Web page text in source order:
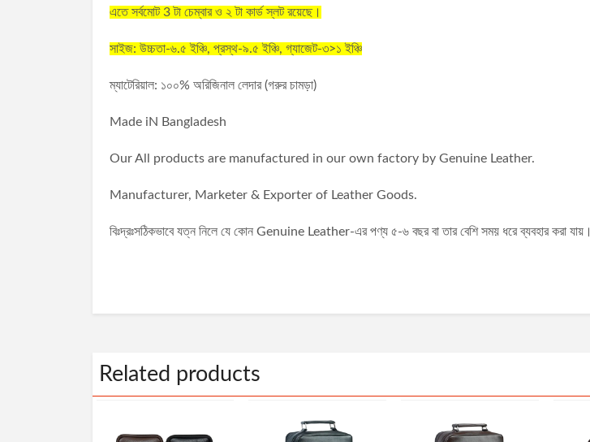
এতে সর্বমোট 3 টা চেম্বার ও ২ টা কার্ড স্লট রয়েছে।
সাইজ: উচ্চতা-৬.৫ ইঞ্চি, প্রস্থ-৯.৫ ইঞ্চি, গ্যাজেট-৩>১ ইঞ্চি
ম্যাটেরিয়াল: ১০০% অরিজিনাল লেদার (গরুর চামড়া)
Made iN Bangladesh
Our All products are manufactured in our own factory by Genuine Leather.
Manufacturer, Marketer & Exporter of Leather Goods.
বিঃদ্রঃসঠিকভাবে যত্ন নিলে যে কোন Genuine Leather-এর পণ্য ৫-৬ বছর বা তার বেশি সময় ধরে ব্যবহার করা যায়।
Related products